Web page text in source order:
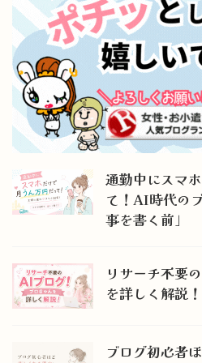
通勤中にスマ
て！AI時代の
事を書く前」
リサーチ不要
を詳しく解説！
ブログ初心者